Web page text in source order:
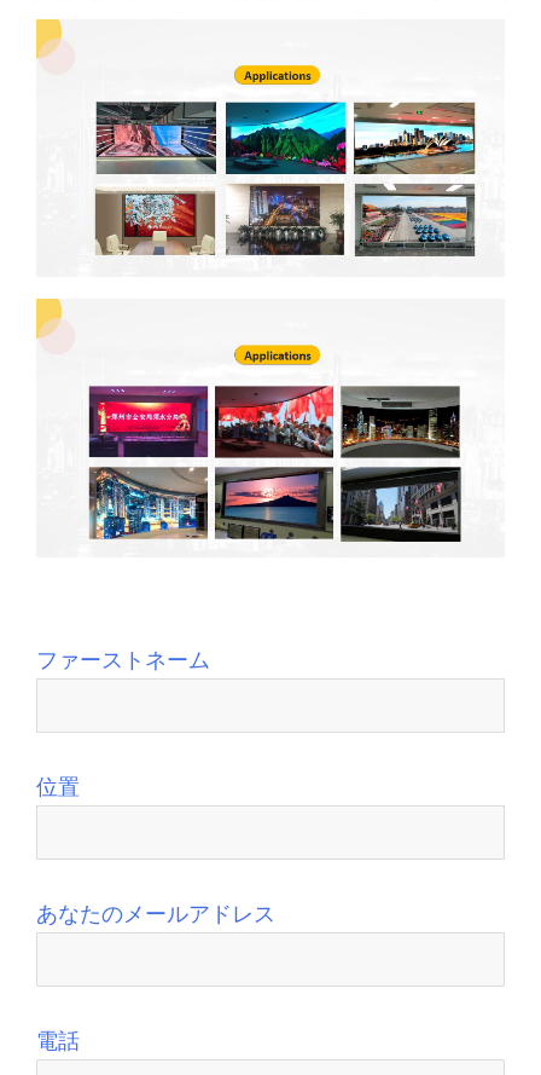
ファーストネーム
位置
あなたのメールアドレス
電話